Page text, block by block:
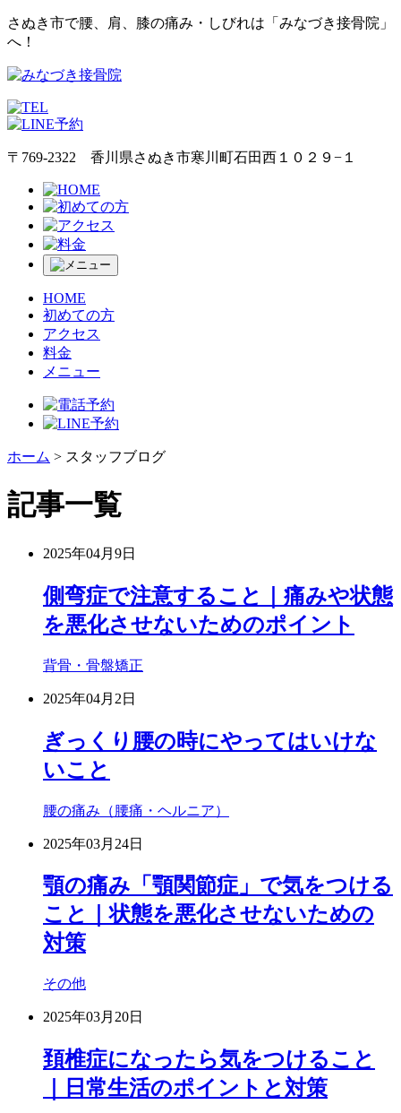
さぬき市で腰、肩、膝の痛み・しびれは「みなづき接骨院」
へ！
〒769-2322 香川県さぬき市寒川町石田西１０２９−１
HOME
初めての方
アクセス
料金
メニュー
ホーム > スタッフブログ
記事一覧
2025年04月9日
側弯症で注意すること｜痛みや状態
を悪化させないためのポイント
背骨・骨盤矯正
2025年04月2日
ぎっくり腰の時にやってはいけな
いこと
腰の痛み（腰痛・ヘルニア）
2025年03月24日
顎の痛み「顎関節症」で気をつける
こと｜状態を悪化させないための
対策
その他
2025年03月20日
頚椎症になったら気をつけること
｜日常生活のポイントと対策